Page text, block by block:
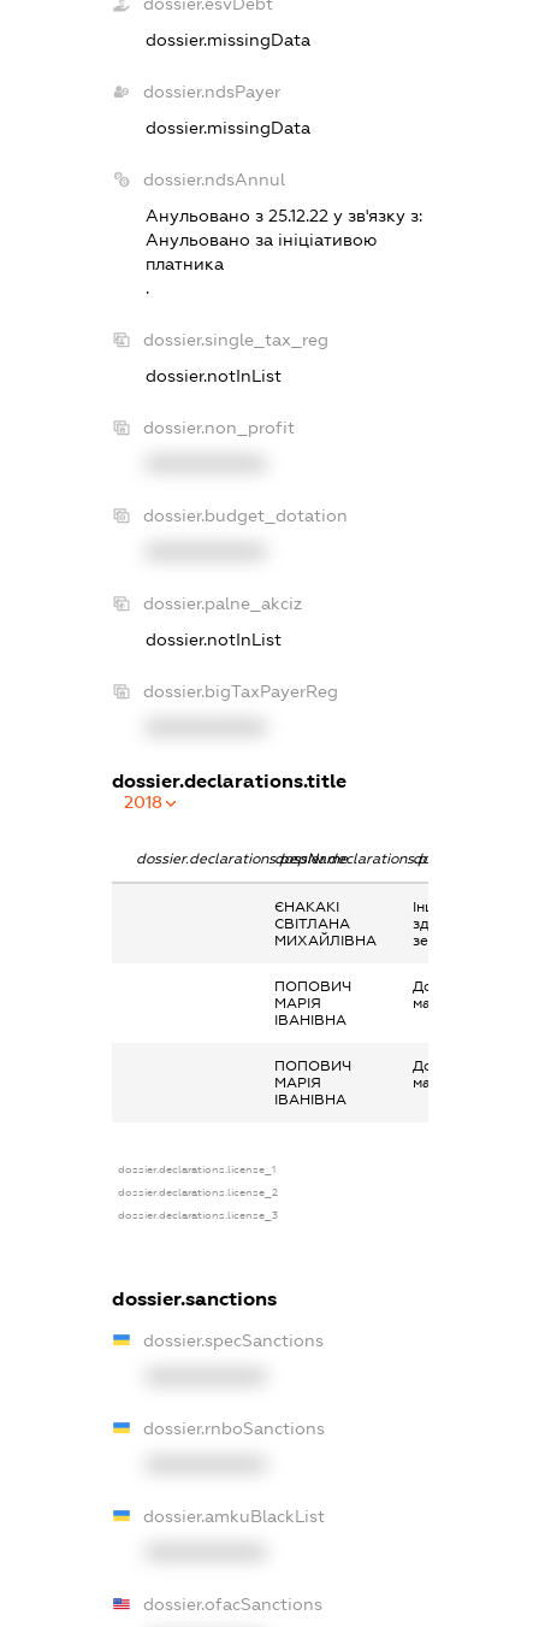
dossier.missingData
dossier.ndsPayer
dossier.missingData
dossier.ndsAnnul
Анульовано з 25.12.22 у зв'язку з:
Анульовано за iнiцiативою
платника
.
dossier.single_tax_reg
dossier.notInList
dossier.non_profit
dossier.budget_dotation
dossier.palne_akciz
dossier.notInList
dossier.bigTaxPayerReg
dossier.declarations.title
2018
dossier.declarations.pepNamedossier.declarations.personName
ЄНАКАКІ
СВІТЛАНА
МИХАЙЛІВНА
Інше, дохід від
здачі в оренду
земельного паю
ПОПОВИЧ
МАРІЯ
ІВАНІВНА
Дохід від
майна в оренду
ПОПОВИЧ
МАРІЯ
ІВАНІВНА
Дохід від
майна в оренду
dossier.declarations.license_1
dossier.declarations.license_2
dossier.declarations.license_3
dossier.sanctions
dossier.specSanctions
dossier.rnboSanctions
dossier.amkuBlackList
dossier.ofacSanctions